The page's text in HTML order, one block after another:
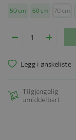
50 cm 60 cm 70 cm
Legg i ønskeliste
Tilgjengelig
umiddelbart